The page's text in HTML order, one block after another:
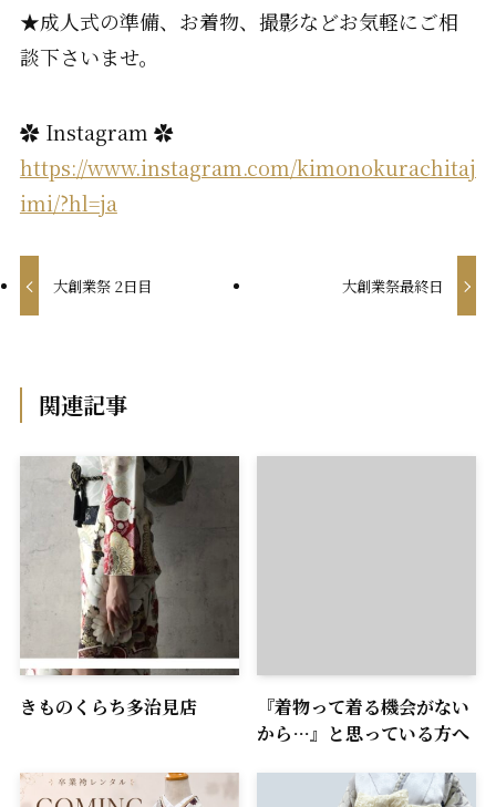
★成人式の準備、お着物、撮影などお気軽にご相
談下さいませ。
✿ Instagram ✿
https://www.instagram.com/kimonokurachitaj
imi/?hl=ja
大創業祭 2日目 大創業祭最終日
関連記事
きものくらち多治見店
『着物って着る機会がない
から…』と思っている方へ